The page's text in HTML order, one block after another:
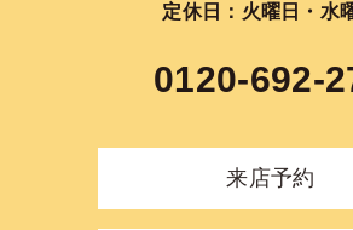
定休日：火曜日・水
0120-692-
来店予約